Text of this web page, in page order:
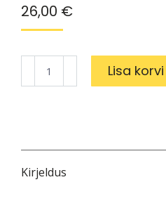
26,00 €
Oxford
kogus
Lisa korvi
Kirjeldus